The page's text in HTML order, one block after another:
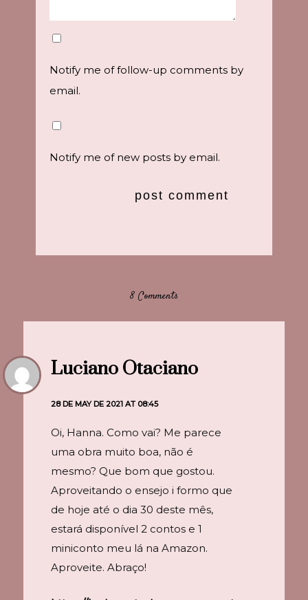
Notify me of follow-up comments by
email.
Notify me of new posts by email.
8 Comments
Luciano Otaciano
28 DE MAY DE 2021 AT 08:45
Oi, Hanna. Como vai? Me parece
uma obra muito boa, não é
mesmo? Que bom que gostou.
Aproveitando o ensejo i formo que
de hoje até o dia 30 deste mês,
estará disponível 2 contos e 1
miniconto meu lá na Amazon.
Aproveite. Abraço!